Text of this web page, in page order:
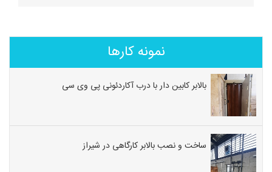
نمونه کارها
بالابر کابین دار با درب آکاردئونی پی وی سی
ساخت و نصب بالابر کارگاهی در شیراز